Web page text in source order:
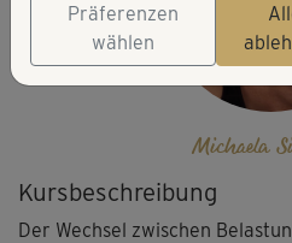
Kursbeschreibung
Der Wechsel zwischen
Michaela
Präferenzen
wählen